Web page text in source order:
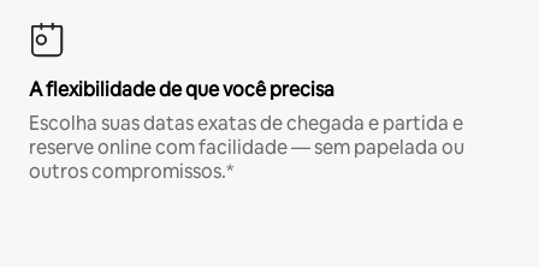
A flexibilidade de que você precisa
Escolha suas datas exatas de chegada e partida e
reserve online com facilidade — sem papelada ou
outros compromissos.*